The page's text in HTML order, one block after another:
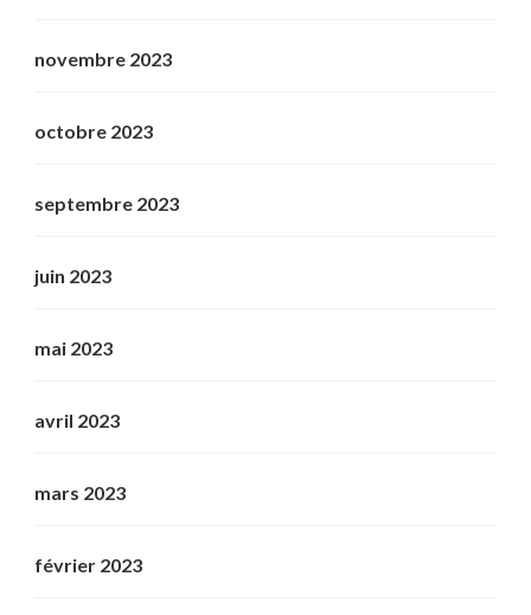
novembre 2023
octobre 2023
septembre 2023
juin 2023
mai 2023
avril 2023
mars 2023
février 2023